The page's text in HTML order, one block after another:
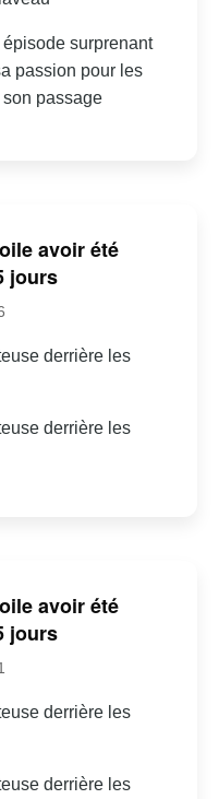
surprenant
passion pour les
passage
avoir été
jours
derrière les
derrière les
avoir été
jours
derrière les
derrière les